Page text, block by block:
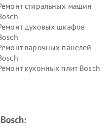
стиральных машин
духовых шкафов
варочных панелей
кухонных плит Bosch
морозильных камер